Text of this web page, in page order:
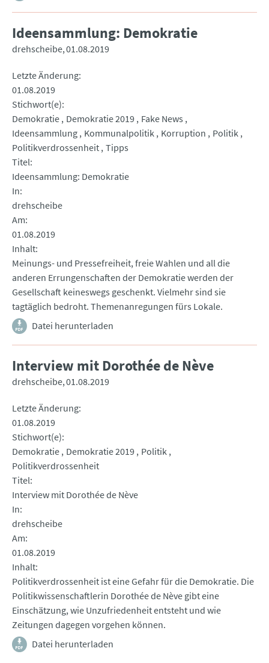
Ideensammlung: Demokratie
drehscheibe 01.08.2019
Letzte Änderung
01.08.2019
Stichwort(e)
Demokratie Demokratie 2019 Fake News
Ideensammlung Kommunalpolitik Korruption
Politik
Politikverdrossenheit Tipps
Titel
Ideensammlung: Demokratie
In
drehscheibe
Am
01.08.2019
Inhalt
Meinungs- und Pressefreiheit, freie Wahlen und all die
anderen Errungenschaften der Demokratie werden der
Gesellschaft keineswegs geschenkt. Vielmehr sind sie
tagtäglich bedroht. Themenanregungen fürs Lokale.
Datei herunterladen
Interview mit Dorothée de Nève
drehscheibe 01.08.2019
Letzte Änderung
01.08.2019
Stichwort(e)
Demokratie Demokratie 2019 Politik
Politikverdrossenheit
Titel
Interview mit Dorothée de Nève
In
drehscheibe
Am
01.08.2019
Inhalt
Politikverdrossenheit ist eine Gefahr für die Demokratie. Die
Politikwissenschaftlerin Dorothée de Nève gibt eine
Einschätzung, wie Unzufriedenheit entsteht und wie
Zeitungen dagegen vorgehen können.
Datei herunterladen